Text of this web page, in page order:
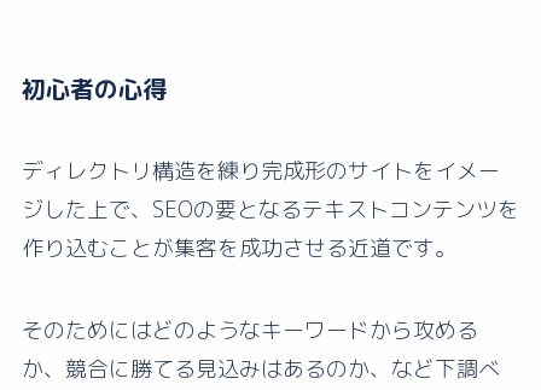
初心者の心得
ディレクトリ構造を練り完成形のサイトをイメー
ジした上で、SEOの要となるテキストコンテンツを
作り込むことが集客を成功させる近道です。
そのためにはどのようなキーワードから攻める
か、競合に勝てる見込みはあるのか、など下調べ